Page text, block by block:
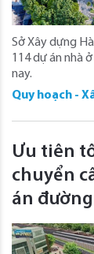
Sở Xây dựng
114 dự án nhà
nay.
Quy hoạch -
Ưu tiên
chuyển
án